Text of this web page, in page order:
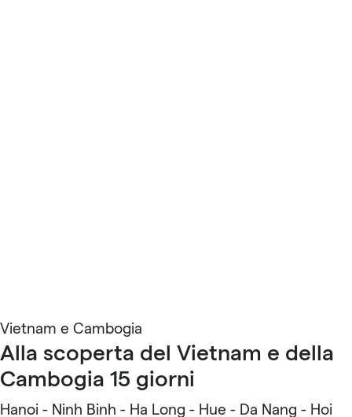
Vietnam e Cambogia
Alla scoperta del Vietnam e della
Cambogia 15 giorni
Hanoi - Ninh Binh - Ha Long - Hue - Da Nang - Hoi